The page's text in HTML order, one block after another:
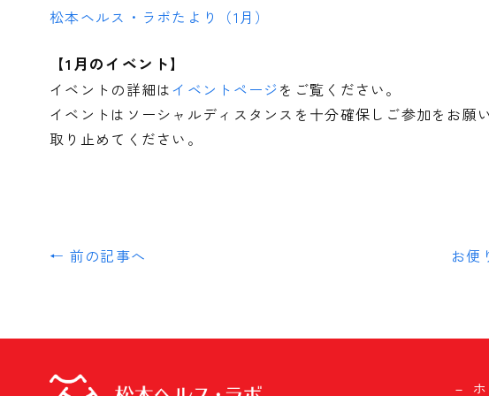
松本ヘルス・ラボたより（1月）
【1月のイベント】
イベントの詳細はイベントページをご覧ください。
イベントはソーシャルディスタンスを十分確保しご参加をお
取り止めてください。
← 前の記事へ お便